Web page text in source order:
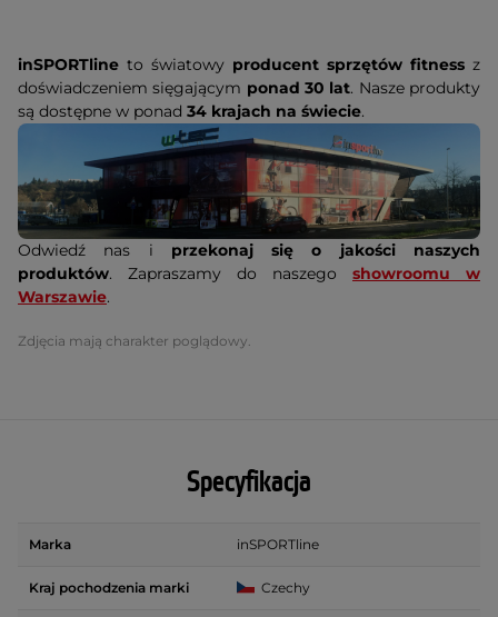
inSPORTline to światowy producent sprzętów fitness z
doświadczeniem sięgającym ponad 30 lat. Nasze produkty
są dostępne w ponad 34 krajach na świecie.
Odwiedź nas i przekonaj się o jakości naszych
produktów. Zapraszamy do naszego showroomu w
Warszawie.
Zdjęcia mają charakter poglądowy.
Specyfikacja
Marka inSPORTline
Kraj pochodzenia marki Czechy